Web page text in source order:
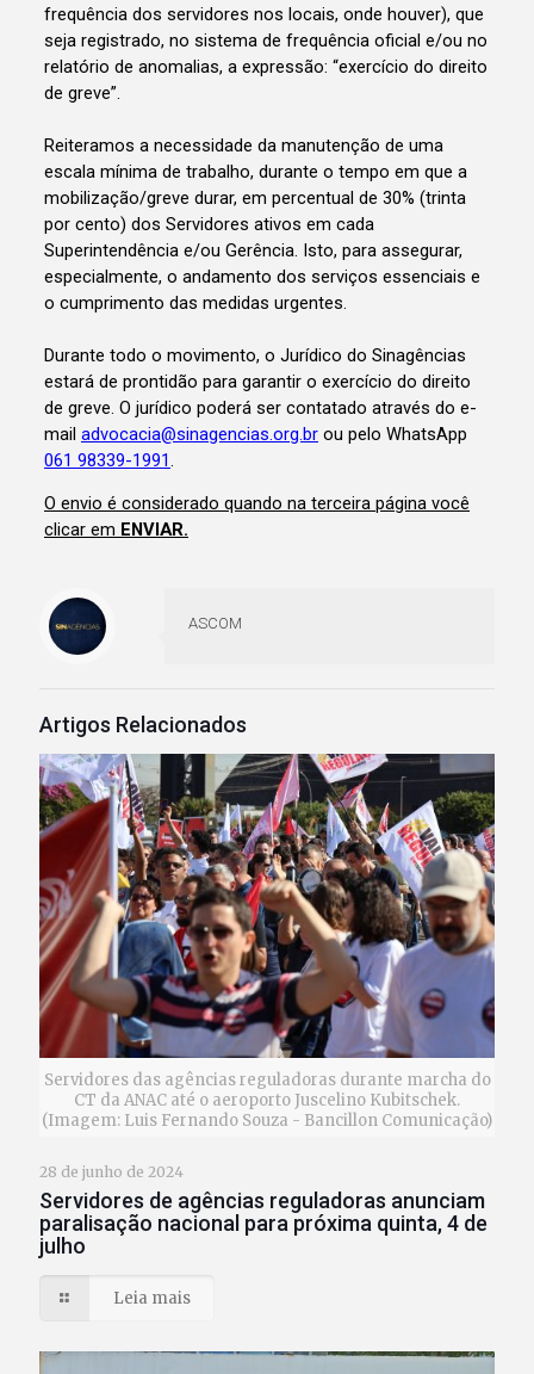
ASCOM
Artigos Relacionados
Servidores das agências reguladoras durante marcha do
CT da ANAC até o aeroporto Juscelino Kubitschek.
(Imagem: Luis Fernando Souza - Bancillon Comunicação)
28 de junho de 2024
Servidores de agências reguladoras anunciam
paralisação nacional para próxima quinta, 4 de
julho
Leia mais